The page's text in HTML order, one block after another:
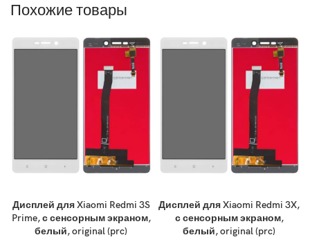
Похожие товары
Дисплей для Xiaomi Redmi 3S
Prime, с сенсорным экраном,
белый, original (prc)
Дисплей для Xiaomi Redmi 3X,
с сенсорным экраном,
белый, original (prc)